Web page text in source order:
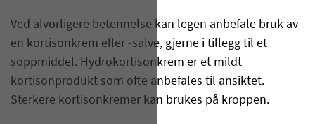
Ved alvorligere betennelse kan legen anbefale bruk av
en kortisonkrem eller -salve, gjerne i tillegg til et
soppmiddel. Hydrokortisonkrem er et mildt
kortisonprodukt som ofte anbefales til ansiktet.
Sterkere kortisonkremer kan brukes på kroppen.